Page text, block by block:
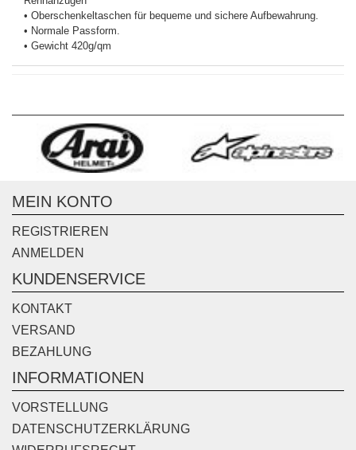
• Oberschenkeltaschen für bequeme und sichere Aufbewahrung.
• Normale Passform.
• Gewicht 420g/qm
MEIN KONTO
REGISTRIEREN
ANMELDEN
KUNDENSERVICE
KONTAKT
VERSAND
BEZAHLUNG
INFORMATIONEN
VORSTELLUNG
DATENSCHUTZERKLÄRUNG